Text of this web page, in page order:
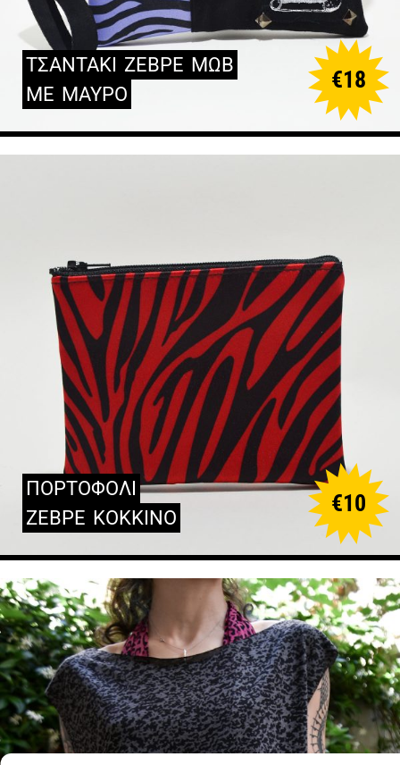
ΤΣΑΝΤΑΚΙ ΖΕΒΡΕ ΜΩΒ
ΜΕ ΜΑΥΡΟ
€18
ΠΟΡΤΟΦΟΛΙ
ΖΕΒΡΕ ΚΟΚΚΙΝΟ
€10